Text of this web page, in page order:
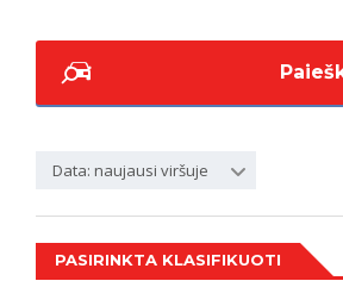
Data: naujausi viršuje
PASIRINKTA KLASIFIKUOTI